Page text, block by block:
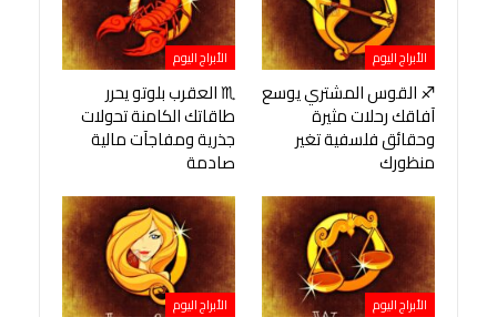
الأبراج اليوم
♐ القوس المشتري يوسع
آفاقك رحلات مثيرة
وحقائق فلسفية تغير
منظورك
الأبراج اليوم
♏ العقرب بلوتو يحرر
طاقاتك الكامنة تحولات
جذرية ومفاجآت مالية
صادمة
الأبراج اليوم الأبراج اليوم